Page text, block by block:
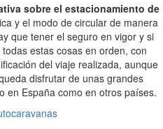
sobre el estacionamiento de
y el modo de circular de manera
que tener el seguro en vigor y si
todas estas cosas en orden, con
del viaje realizada, aunque
disfrutar de unas grandes
en España como en otros países.